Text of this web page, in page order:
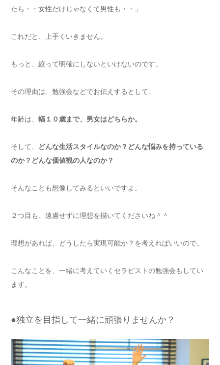
たら・・女性だけじゃなくて男性も・・」
これだと、上手くいきません。
もっと、絞って明確にしないといけないのです。
その理由は、勉強会などでお伝えするとして、
年齢は、 幅１０歳まで、男女はどちらか。
そして、
どんな生活スタイルなのか？どんな悩みを持っている
のか？どんな価値観の人なのか？
そんなことも想像してみるといいですよ。
２つ目も、遠慮せずに理想を描いてくださいね＾＾
理想があれば、どうしたら実現可能か？を考えればいいので。
こんなことを、一緒に考えていくセラピストの勉強会もしてい
ます。
●独立を目指して一緒に頑張りませんか？